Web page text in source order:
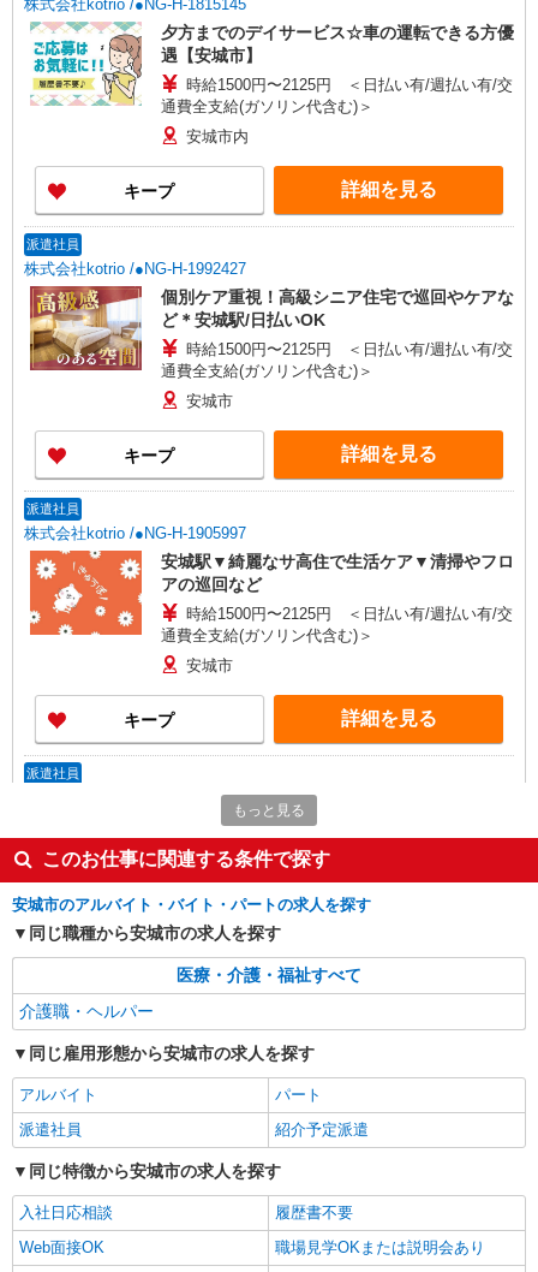
株式会社kotrio /●NG-H-1815145
夕方までのデイサービス☆車の運転できる方優
遇【安城市】
時給1500円〜2125円 ＜日払い有/週払い有/交
通費全支給(ガソリン代含む)＞
安城市内
キープ 詳細を見る
派遣社員
株式会社kotrio /●NG-H-1992427
個別ケア重視！高級シニア住宅で巡回やケアな
ど＊安城駅/日払いOK
時給1500円〜2125円 ＜日払い有/週払い有/交
通費全支給(ガソリン代含む)＞
安城市
キープ 詳細を見る
派遣社員
株式会社kotrio /●NG-H-1905997
安城駅▼綺麗なサ高住で生活ケア▼清掃やフロ
アの巡回など
時給1500円〜2125円 ＜日払い有/週払い有/交
通費全支給(ガソリン代含む)＞
安城市
キープ 詳細を見る
派遣社員
株式会社kotrio /●NG-H-1992533
[ 高収入 ]安城駅近く【日収1.2万円】生活支援
員さん大募集！
時給1500円〜2125円 ＜日払い有/週払い有/交
通費全支給(ガソリン代含む)＞
安城市
詳細を見る
株式会社kotrio /●NG-H-2029851
日収1.2万円〜可★「とにかく収入重視!」が叶
う高時給の有料住宅
時給1500円〜2125円 ＜日払い有/週払い有/交
通費全支給(ガソリン代含む)＞
安城市
詳細を見る
もっと見る
このお仕事に関連する条件で探す
安城市のアルバイト・バイト・パートの求人を探す
同じ職種から安城市の求人を探す
医療・介護・福祉すべて
介護職・ヘルパー
同じ雇用形態から安城市の求人を探す
アルバイト
パート
派遣社員
紹介予定派遣
同じ特徴から安城市の求人を探す
入社日応相談
履歴書不要
Web面接OK
職場見学OKまたは説明会あり